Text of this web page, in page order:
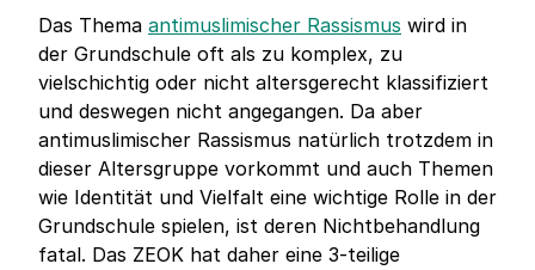
Das Thema antimuslimischer Rassismus wird in
der Grundschule oft als zu komplex, zu
vielschichtig oder nicht altersgerecht klassifiziert
und deswegen nicht angegangen. Da aber
antimuslimischer Rassismus natürlich trotzdem in
dieser Altersgruppe vorkommt und auch Themen
wie Identität und Vielfalt eine wichtige Rolle in der
Grundschule spielen, ist deren Nichtbehandlung
fatal. Das ZEOK hat daher eine 3-teilige